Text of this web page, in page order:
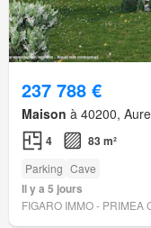
237 788 €
Maison à 40200,
4 83 m²
Parking Cave
Il y a 5 jours
FIGARO IMMO - PRIMEA